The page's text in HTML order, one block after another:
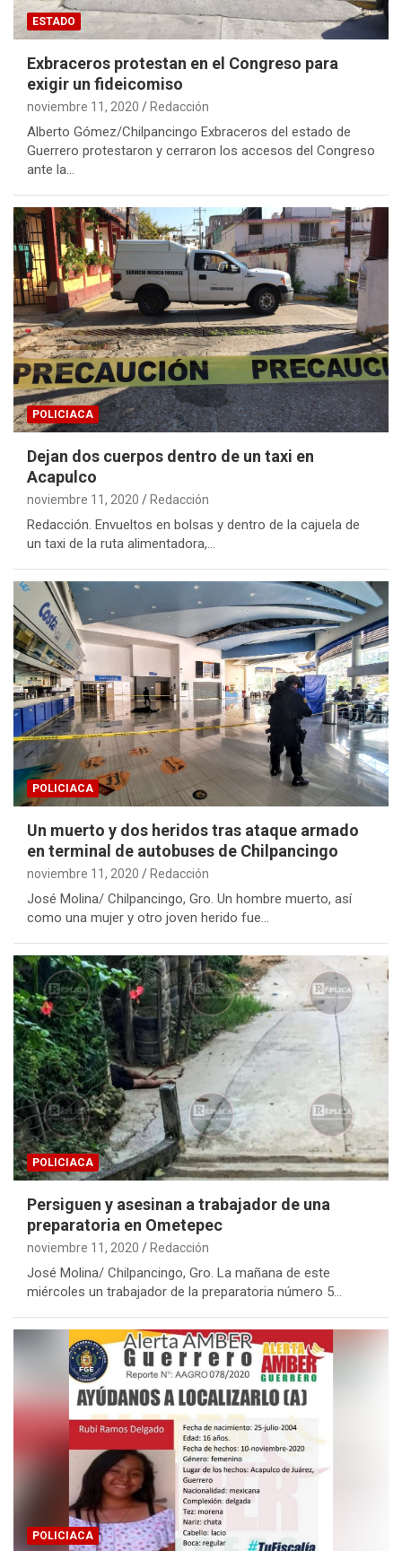
ESTADO
Exbraceros protestan en el Congreso para
exigir un fideicomiso
noviembre 11, 2020 Redacción
Alberto Gómez/Chilpancingo Exbraceros del estado de
Guerrero protestaron y cerraron los accesos del Congreso
ante la…
POLICIACA
Dejan dos cuerpos dentro de un taxi en
Acapulco
noviembre 11, 2020 Redacción
Redacción. Envueltos en bolsas y dentro de la cajuela de
un taxi de la ruta alimentadora,…
POLICIACA
Un muerto y dos heridos tras ataque armado
en terminal de autobuses de Chilpancingo
noviembre 11, 2020 Redacción
José Molina/ Chilpancingo, Gro. Un hombre muerto, así
como una mujer y otro joven herido fue…
POLICIACA
Persiguen y asesinan a trabajador de una
preparatoria en Ometepec
noviembre 11, 2020 Redacción
José Molina/ Chilpancingo, Gro. La mañana de este
miércoles un trabajador de la preparatoria número 5…
POLICIACA